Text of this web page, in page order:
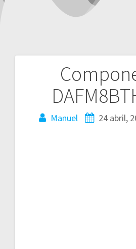
Manuel 24 abril,
Navegación
entradas